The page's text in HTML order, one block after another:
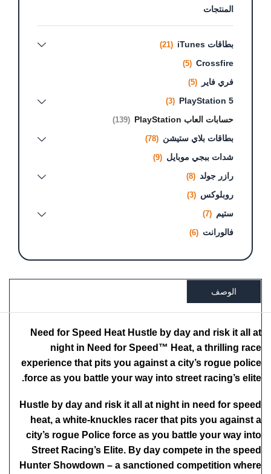
المنتجات
بطاقات iTunes (21)
Crossfire
(5)
فري فاير (5)
PlayStation 5
(3)
حسابات العاب PlayStation (139)
بطاقات بلاي ستيشن (78)
شدات ببجي موبايل (9)
رازر جولد (8)
روبلوكس (3)
ستيم (7)
فالورانت (6)
الوصف
Need for Speed Heat Hustle by day and risk it all at
night in Need for Speed™ Heat, a thrilling race
experience that pits you against a city’s rogue police
force as you battle your way into street racing’s elite.
Hustle by day and risk it all at night in need for speed
heat, a white-knuckles racer that pits you against a
city’s rogue Police force as you battle your way into
Street Racing’s Elite. By day compete in the speed
Hunter Showdown – a sanctioned competition where